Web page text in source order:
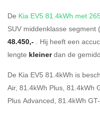
De Kia EV5 81.4kWh met
SUV middenklasse
48.450,- . Hij heeft een
lengte kleinerdan de
De Kia EV5 81.4kWh is
Air, 81.4kWh Plus, 81.4kWh
Plus Advanced, 81.4kWh